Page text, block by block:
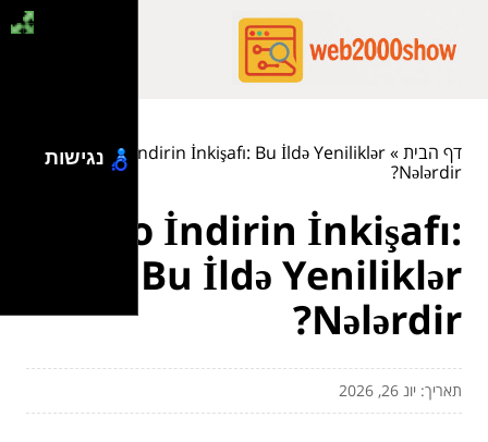
דף הבית»
Pinco İndirin İnkişafı: Bu İldə Yeniliklər
Nələrdir?
Pinco İndirin İnkişafı:
Bu İldə Yeniliklər
Nələrdir?
תאריך: יונ 26, 2026
נגישות